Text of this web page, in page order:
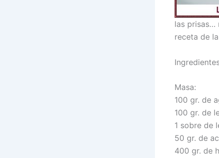
las prisas…
receta de
Masa:
100 gr. de
100 gr. de
1 sobre de
50 gr. de
400 gr. de